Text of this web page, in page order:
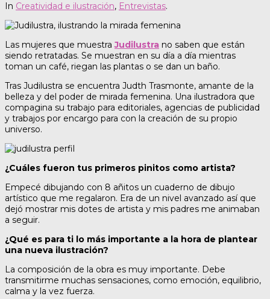
In Creatividad e ilustración, Entrevistas.
Las mujeres que muestraJudilustra no saben que están
siendo retratadas. Se muestran en su día a día mientras
toman un café, riegan las plantas o se dan un baño.
Tras Judilustra se encuentra Judth Trasmonte, amante de la
belleza y del poder de mirada femenina. Una ilustradora que
compagina su trabajo para editoriales, agencias de publicidad
y trabajos por encargo para con la creación de su propio
universo.
¿Cuáles fueron tus primeros pinitos como artista?
Empecé dibujando con 8 añitos un cuaderno de dibujo
artístico que me regalaron. Era de un nivel avanzado así que
dejó mostrar mis dotes de artista y mis padres me animaban
a seguir.
¿Qué es para ti lo más importante a la hora de plantear
una nueva ilustración?
La composición de la obra es muy importante. Debe
transmitirme muchas sensaciones, como emoción, equilibrio,
calma y la vez fuerza.